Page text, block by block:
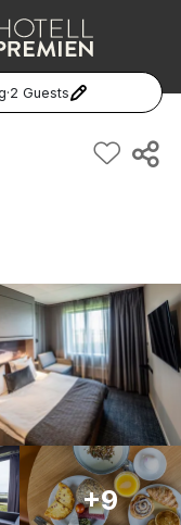
·2 Guests
+9